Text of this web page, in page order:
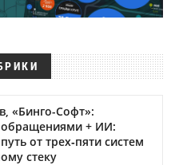
«Бинго-Софт»:
+ ИИ:
от трех‑пяти систем
стеку